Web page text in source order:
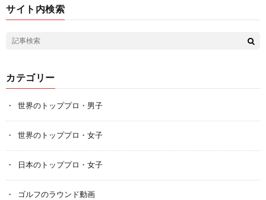
サイト内検索
カテゴリー
世界のトッププロ・男子
世界のトッププロ・女子
日本のトッププロ・女子
ゴルフのラウンド動画